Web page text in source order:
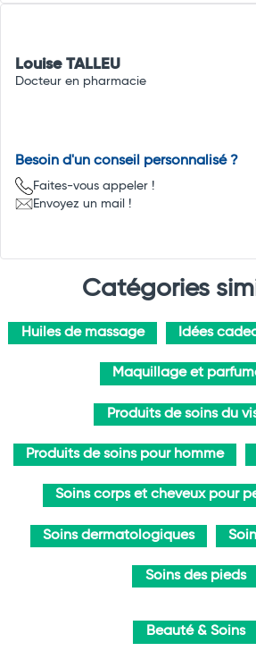
Louise TALLEU
Docteur en pharmacie
Besoin d'un conseil personnalisé ?
Faites-vous appeler !
Envoyez un mail !
Catégories
Huiles de massage Idées
Maquillage et
Produits de soins du
Produits de soins pour homme
Soins corps et cheveux pour
Soins dermatologiques
Soins des pieds
Beauté & Soins